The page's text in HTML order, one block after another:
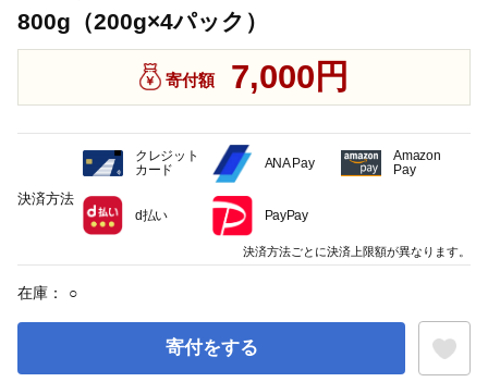
800g（200g×4パック）
寄付額 7,000円
在庫： ○
寄付をする
決済方法
クレジット
カード
ANA Pay
Amazon
Pay
d払い PayPay
決済方法ごとに決済上限額が異なります。